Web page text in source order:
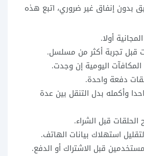
بدون إنفاق غير ضروري، اتبع هذه
أولا.
قبل تجربة أكثر من مسلسل.
اليومية إن وجدت.
دفعة واحدة.
وأكمله بدل التنقل بين عدة
قبل الشراء.
قبل الاشتراك أو الدفع.